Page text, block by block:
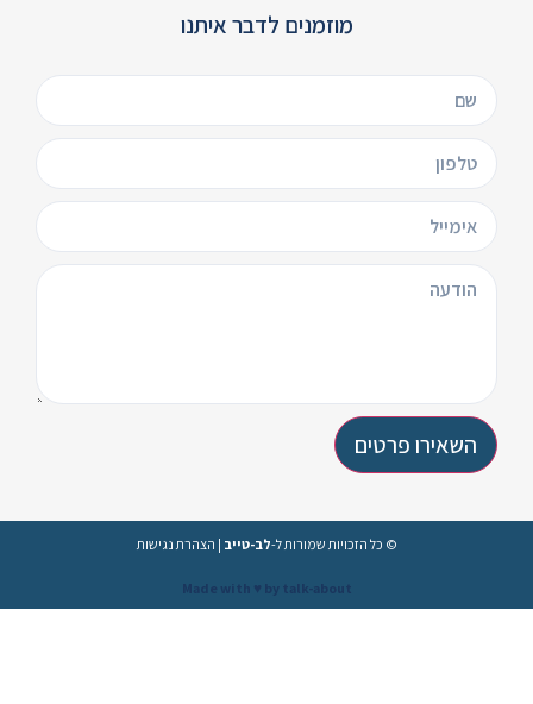
מוזמנים לדבר איתנו
השאירו פרטים
© כל הזכויות שמורות ל-לב-טייב|הצהרת נגישות
Made with ♥️ by talk-about